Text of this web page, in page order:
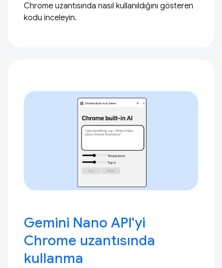
Chrome uzantısında nasıl kullanıldığını gösteren
kodu inceleyin.
Gemini Nano API'yi
Chrome uzantısında
kullanma